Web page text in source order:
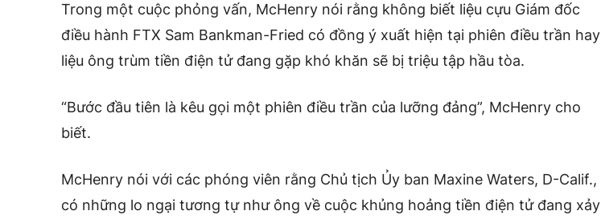
Trong một cuộc phỏng vấn, McHenry nói rằng không biết liệu cựu Giám đốc
điều hành FTX Sam Bankman-Fried có đồng ý xuất hiện tại phiên điều trần hay
liệu ông trùm tiền điện tử đang gặp khó khăn sẽ bị triệu tập hầu tòa.
“Bước đầu tiên là kêu gọi một phiên điều trần của lưỡng đảng”, McHenry cho
biết.
McHenry nói với các phóng viên rằng Chủ tịch Ủy ban Maxine Waters, D-Calif.,
có những lo ngại tương tự như ông về cuộc khủng hoảng tiền điện tử đang xảy